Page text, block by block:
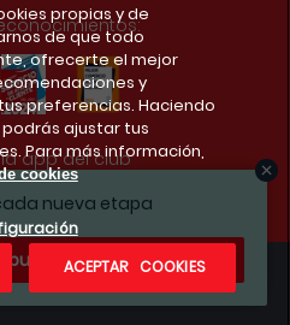
nueva etapa
app del club
propias y de
de que todo
ofrecerte el mejor
y
preferencias. Haciendo
podrás ajustar tus
Para más información,
cookies
ACEPTAR COOKIES